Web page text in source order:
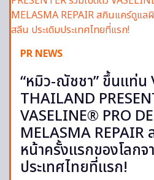
PR NEWS
“หมิว-ณัชชา” ขึ้นแท่น
THAILAND
VASELINE® PRO
MELASMA
หน้าครั้งแรกของโลกจ
ประเทศไทยที่แรก!